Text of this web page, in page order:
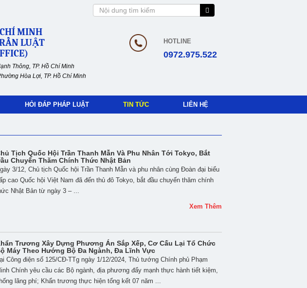
MINH
LUẬT
Thông, TP. Hồ Chí Minh
Hòa Lợi, TP. Hồ Chí Minh
HOTLINE
0972.975.522
HỎI ĐÁP PHÁP LUẬT TIN TỨC LIÊN HỆ
Tịch Quốc Hội Trần Thanh Mẫn Và Phu Nhân Tới Tokyo, Bắt
Chuyến Thăm Chính Thức Nhật Bản
3/12, Chủ tịch Quốc hội Trần Thanh Mẫn và phu nhân cùng Đoàn đại biểu
cao Quốc hội Việt Nam đã đến thủ đô Tokyo, bắt đầu chuyến thăm chính
Nhật Bản từ ngày 3 – ...
Xem Thêm
Trương Xây Dựng Phương Án Sắp Xếp, Cơ Cấu Lại Tổ Chức
Máy Theo Hướng Bộ Đa Ngành, Đa Lĩnh Vực
Công điện số 125/CĐ-TTg ngày 1/12/2024, Thủ tướng Chính phủ Phạm
Chính yêu cầu các Bộ ngành, địa phương đẩy mạnh thực hành tiết kiệm,
lãng phí; Khẩn trương thực hiện tổng kết 07 năm ...